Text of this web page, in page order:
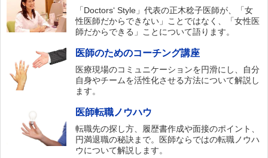
「Doctors‘ Style」代表の正木稔子医師が、「女
性医師だからできない」ことではなく、「女性医
師だからできる」ことについて語ります。
医師のためのコーチング講座
医療現場のコミュニケーションを円滑にし、自分
自身やチームを活性化させる方法について解説し
ます。
医師転職ノウハウ
転職先の探し方、履歴書作成や面接のポイント、
円満退職の秘訣まで。医師ならではの転職ノウハ
ウについて解説します。